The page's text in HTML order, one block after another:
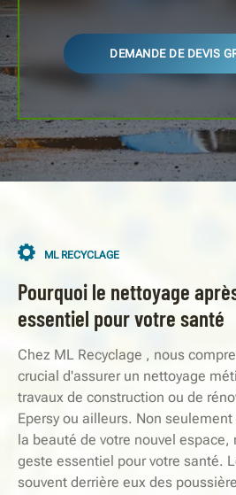
DEMANDE DE DEVIS
ML RECYCLAGE
Pourquoi le nettoyage
essentiel pour votre santé
Chez ML Recyclage , nous
crucial d'assurer un nettoyage
travaux de construction ou de
Epersy ou ailleurs. Non
la beauté de votre nouvel espace,
geste essentiel pour votre santé.
souvent derrière eux des